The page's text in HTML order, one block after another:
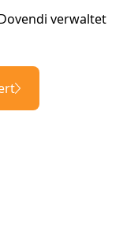
verwaltet